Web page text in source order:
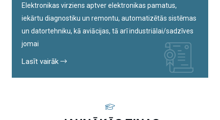
Elektronikas virziens aptver elektronikas pamatus,
iekārtu diagnostiku un remontu, automatizētās sistēmas
un datortehniku, kā aviācijas, tā arī industriālai/sadzīves
jomai
Lasīt vairāk